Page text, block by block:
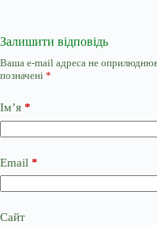
Залишити відповідь
Ваша e-mail адреса не
позначені *
Ім’я *
Email *
Сайт